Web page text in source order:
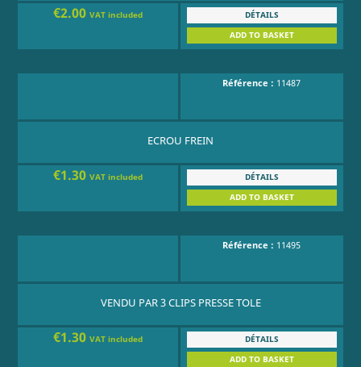
€2.00VAT included
DÉTAILS
ADD TO BASKET
Référence : 11487
ECROU FREIN
€1.30VAT included
DÉTAILS
ADD TO BASKET
Référence : 11495
VENDU PAR 3 CLIPS PRESSE TOLE
€1.30VAT included
DÉTAILS
ADD TO BASKET